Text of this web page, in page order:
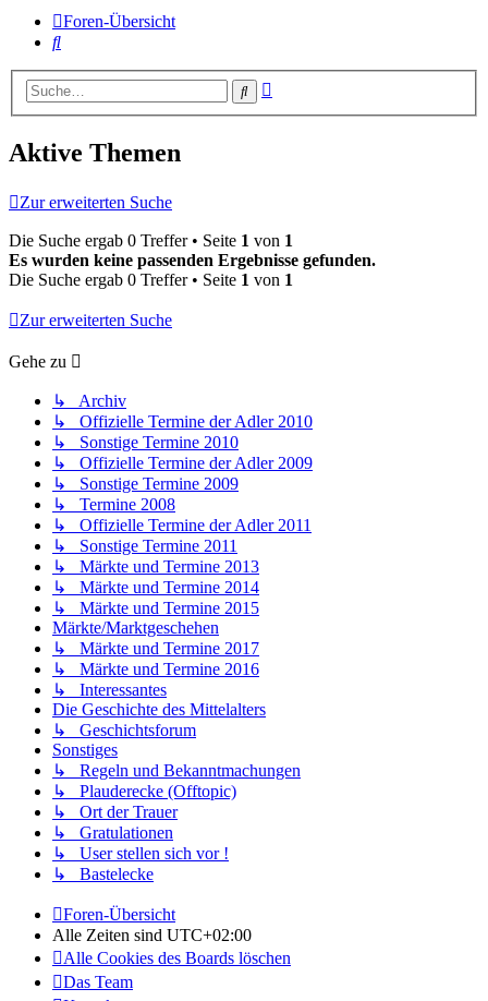
Foren-Übersicht
Suche
Suche
Aktive Themen
Zur erweiterten Suche
Die Suche ergab 0 Treffer • Seite 1 von 1
Es wurden keine passenden Ergebnisse gefunden.
Die Suche ergab 0 Treffer • Seite 1 von 1
Zur erweiterten Suche
Gehe zu
↳ Archiv
↳ Offizielle Termine der Adler 2010
↳ Sonstige Termine 2010
↳ Offizielle Termine der Adler 2009
↳ Sonstige Termine 2009
↳ Termine 2008
↳ Offizielle Termine der Adler 2011
↳ Sonstige Termine 2011
↳ Märkte und Termine 2013
↳ Märkte und Termine 2014
↳ Märkte und Termine 2015
Märkte/Marktgeschehen
↳ Märkte und Termine 2017
↳ Märkte und Termine 2016
↳ Interessantes
Die Geschichte des Mittelalters
↳ Geschichtsforum
Sonstiges
↳ Regeln und Bekanntmachungen
↳ Plauderecke (Offtopic)
↳ Ort der Trauer
↳ Gratulationen
↳ User stellen sich vor !
↳ Bastelecke
Foren-Übersicht
Alle Zeiten sind UTC+02:00
Alle Cookies des Boards löschen
Das Team